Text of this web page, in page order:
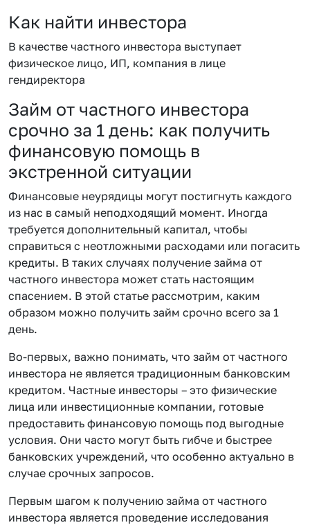
Как найти инвестора
В качестве частного инвестора выступает
физическое лицо, ИП, компания в лице
гендиректора
Займ от частного инвестора
срочно за 1 день: как получить
финансовую помощь в
экстренной ситуации
Финансовые неурядицы могут постигнуть каждого
из нас в самый неподходящий момент. Иногда
требуется дополнительный капитал, чтобы
справиться с неотложными расходами или погасить
кредиты. В таких случаях получение займа от
частного инвестора может стать настоящим
спасением. В этой статье рассмотрим, каким
образом можно получить займ срочно всего за 1
день.
Во-первых, важно понимать, что займ от частного
инвестора не является традиционным банковским
кредитом. Частные инвесторы – это физические
лица или инвестиционные компании, готовые
предоставить финансовую помощь под выгодные
условия. Они часто могут быть гибче и быстрее
банковских учреждений, что особенно актуально в
случае срочных запросов.
Первым шагом к получению займа от частного
инвестора является проведение исследования